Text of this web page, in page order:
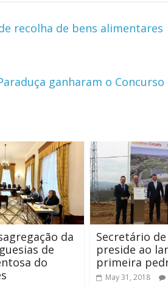
recolha de bens alimentares
ganharam o
da
de
do
Secretário
preside ao
primeira
May 31, 2018